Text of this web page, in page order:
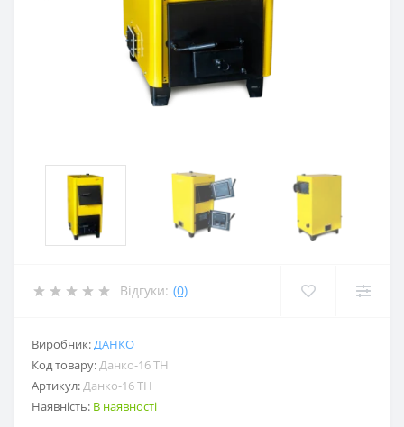
Відгуки: (0)
Виробник: ДАНКО
Код товару: Данко-16 ТН
Артикул: Данко-16 ТН
Наявність: В наявності